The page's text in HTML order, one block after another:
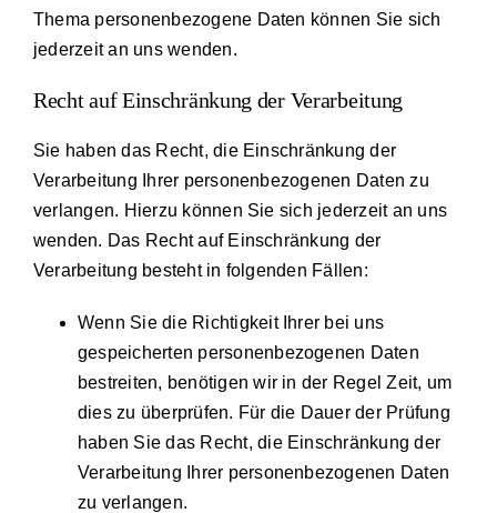
Thema personenbezogene Daten können Sie sich
jederzeit an uns wenden.
Recht auf Einschränkung der Verarbeitung
Sie haben das Recht, die Einschränkung der
Verarbeitung Ihrer personenbezogenen Daten zu
verlangen. Hierzu können Sie sich jederzeit an uns
wenden. Das Recht auf Einschränkung der
Verarbeitung besteht in folgenden Fällen:
Wenn Sie die Richtigkeit Ihrer bei uns
gespeicherten personenbezogenen Daten
bestreiten, benötigen wir in der Regel Zeit, um
dies zu überprüfen. Für die Dauer der Prüfung
haben Sie das Recht, die Einschränkung der
Verarbeitung Ihrer personenbezogenen Daten
zu verlangen.